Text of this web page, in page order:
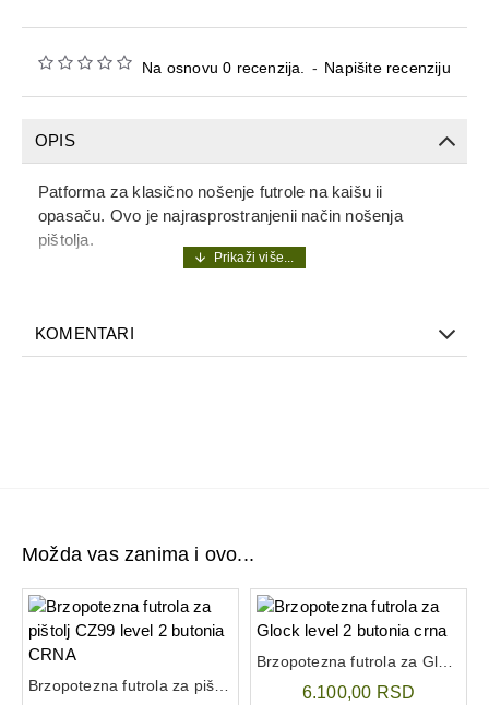
Na osnovu 0 recenzija. - Napišite recenziju
OPIS
Patforma za klasično nošenje futrole na kaišu ii
opasaču. Ovo je najrasprostranjenii način nošenja
pištolja.
KOMENTARI
Možda vas zanima i ovo...
Brzopotezna futrola za pištolj CZ99 level 2 butonia CRNA
Brzopotezna futrola za Glock level 2 butonia crna
6.100,00 RSD